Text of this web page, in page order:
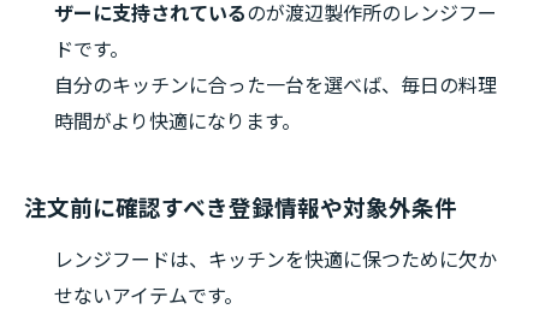
ザーに支持されているのが渡辺製作所のレンジフー
ドです。
自分のキッチンに合った一台を選べば、毎日の料理
時間がより快適になります。
注文前に確認すべき登録情報や対象外条件
レンジフードは、キッチンを快適に保つために欠か
せないアイテムです。